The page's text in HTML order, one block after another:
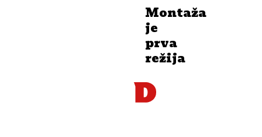
Montaža
je
prva
režija